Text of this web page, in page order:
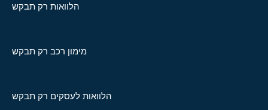
הלוואות רק תבקש
מימון רכב רק תבקש
הלוואות לעסקים רק תבקש